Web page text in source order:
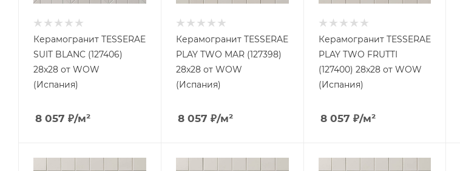
Керамогранит TESSERAE
SUIT BLANC (127406)
28x28 от WOW
(Испания)
8 057 ₽/м²
Керамогранит TESSERAE
PLAY TWO MAR (127398)
28x28 от WOW
(Испания)
8 057 ₽/м²
Керамогранит TESSERAE
PLAY TWO FRUTTI
(127400) 28x28 от WOW
(Испания)
8 057 ₽/м²